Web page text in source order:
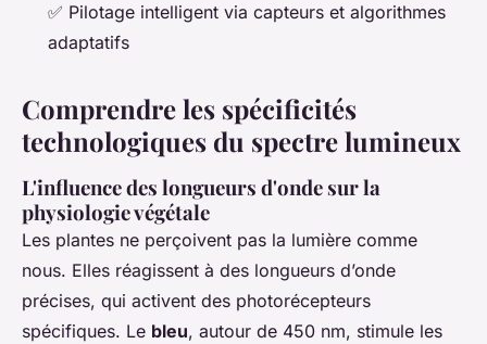
✅ Pilotage intelligent via capteurs et algorithmes
adaptatifs
Comprendre les spécificités
technologiques du spectre lumineux
L'influence des longueurs d'onde sur la
physiologie végétale
Les plantes ne perçoivent pas la lumière comme
nous. Elles réagissent à des longueurs d’onde
précises, qui activent des photorécepteurs
spécifiques. Le bleu, autour de 450 nm, stimule les